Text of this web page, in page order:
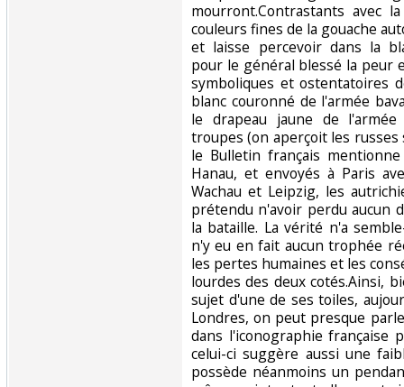
mourront.Contrastants avec
couleurs fines de la gouache
et laisse percevoir dans la
pour le général blessé la peur
symboliques et ostentatoires
blanc couronné de l'armée
le drapeau jaune de
troupes (on aperçoit les russes
le Bulletin français
Hanau, et envoyés à Paris
Wachau et Leipzig, les
prétendu n'avoir perdu aucun
la bataille. La vérité n'a
n'y eu en fait aucun trophée
les pertes humaines et les
lourdes des deux cotés.Ainsi,
sujet d'une de ses toiles,
Londres, on peut presque
dans l'iconographie française
celui-ci suggère aussi une
possède néanmoins un